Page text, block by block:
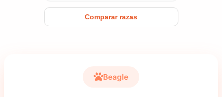
Comparar razas
Beagle